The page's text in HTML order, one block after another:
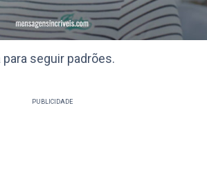
seguir padrões.
PUBLICIDADE